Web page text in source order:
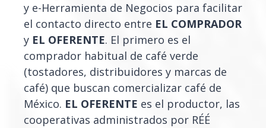
y e-Herramienta de Negocios para facilitar
el contacto directo entre EL COMPRADOR
y EL OFERENTE. El primero es el
comprador habitual de café verde
(tostadores, distribuidores y marcas de
café) que buscan comercializar café de
México. EL OFERENTE es el productor, las
cooperativas administrados por RÉÉ